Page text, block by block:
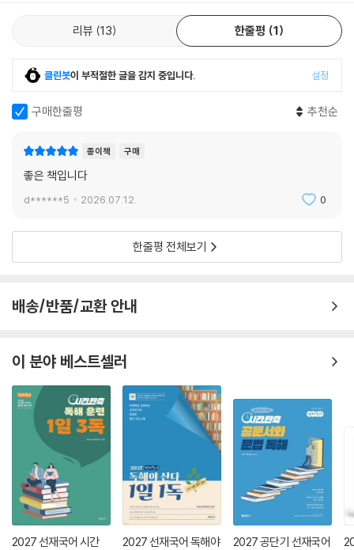
1. 본 교재 인강(교재 내 할인쿠폰 수록)
2. 군무원 과목별 무료 특강
4. OMR 답안지(PDF 제공)
원 gosi.Hackers.com)]
2. 해커스 매일국어 어플
[군무원 1위] 한경비즈니스 2024 한국품질만족도 교육(온·오프라인 군
한줄평 1
좋은 책입니다
한줄평 전체보기